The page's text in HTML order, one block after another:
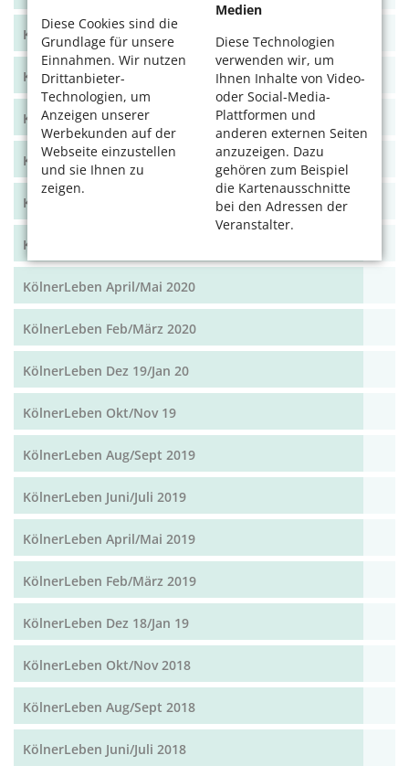
Diese Cookies sind die
Grundlage für unsere
Einnahmen. Wir nutzen
Drittanbieter-
Technologien, um
Anzeigen unserer
Werbekunden auf der
Webseite einzustellen
und sie Ihnen zu
zeigen.
Medien
Diese Technologien
verwenden wir, um
Ihnen Inhalte von Video-
oder Social-Media-
Plattformen und
anderen externen Seiten
anzuzeigen. Dazu
gehören zum Beispiel
die Kartenausschnitte
bei den Adressen der
Veranstalter.
KölnerLeben April/Mai 2021
KölnerLeben Feb/März 2021
KölnerLeben Dez 20/Jan 21
KölnerLeben Okt/Nov 2020
KölnerLeben Aug/Sept 2020
KölnerLeben Juni/Juli 2020
KölnerLeben April/Mai 2020
KölnerLeben Feb/März 2020
KölnerLeben Dez 19/Jan 20
KölnerLeben Okt/Nov 19
KölnerLeben Aug/Sept 2019
KölnerLeben Juni/Juli 2019
KölnerLeben April/Mai 2019
KölnerLeben Feb/März 2019
KölnerLeben Dez 18/Jan 19
KölnerLeben Okt/Nov 2018
KölnerLeben Aug/Sept 2018
KölnerLeben Juni/Juli 2018